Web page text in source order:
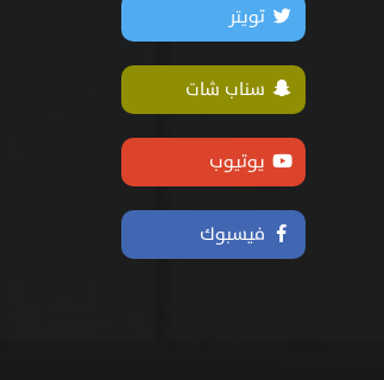
تويتر
سناب شات
يوتيوب
فيسبوك